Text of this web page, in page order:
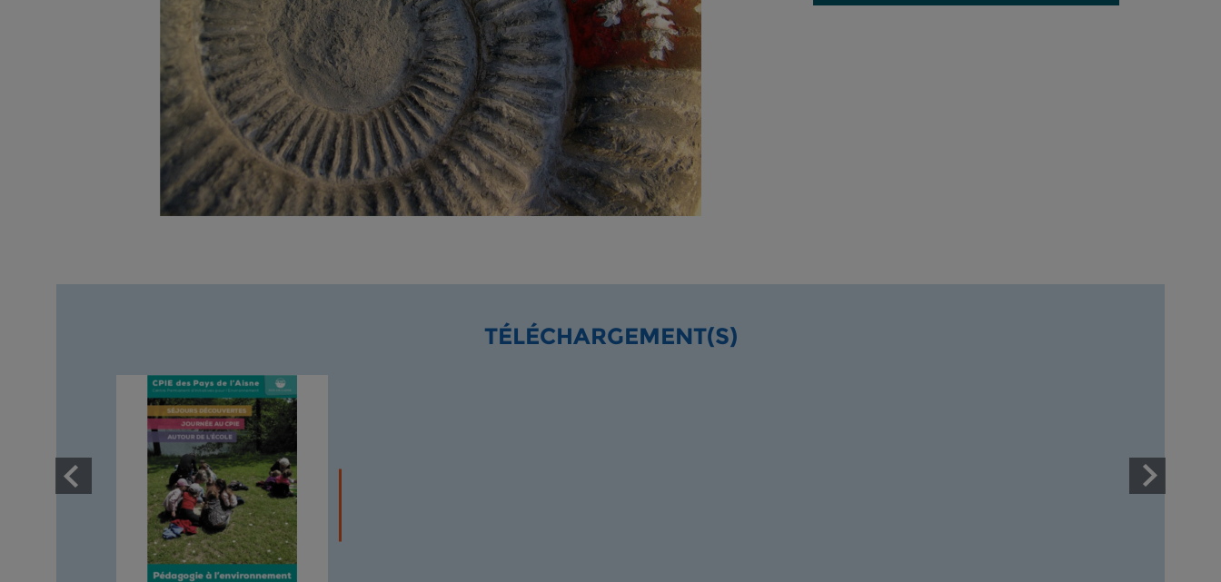
TÉLÉCHARGEMENT(S)